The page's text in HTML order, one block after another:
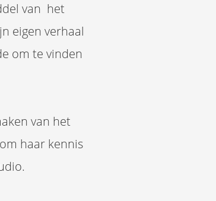
van het
eigen verhaal
om te vinden
van het
haar kennis